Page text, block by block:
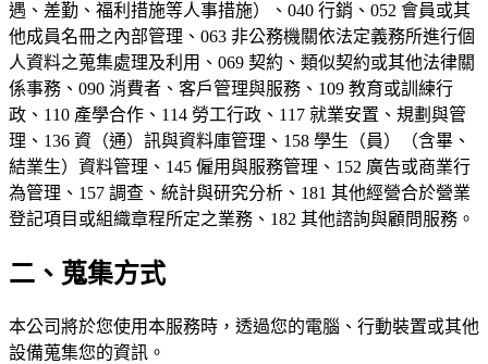
遇、差勤、福利措施等人事措施）、040 行銷、052 會員或其
他成員名冊之內部管理、063 非公務機關依法定義務所進行個
人資料之蒐集處理及利用、069 契約、類似契約或其他法律關
係事務、090 消費者、客戶管理與服務、109 教育或訓練行
政、110 產學合作、114 勞工行政、117 就業安置、規劃與管
理、136 資（通）訊與資料庫管理、158 學生（員）（含畢、
結業生）資料管理、145 僱用與服務管理、152 廣告或商業行
為管理、157 調查、統計與研究分析、181 其他經營合於營業
登記項目或組織章程所定之業務、182 其他諮詢與顧問服務。
二、蒐集方式
本公司將於您使用本服務時，透過您的電腦、行動裝置或其他
設備蒐集您的資訊。